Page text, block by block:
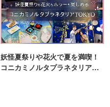
妖怪夏祭りや花火で夏を満喫！
コニカミノルタプラネタリア